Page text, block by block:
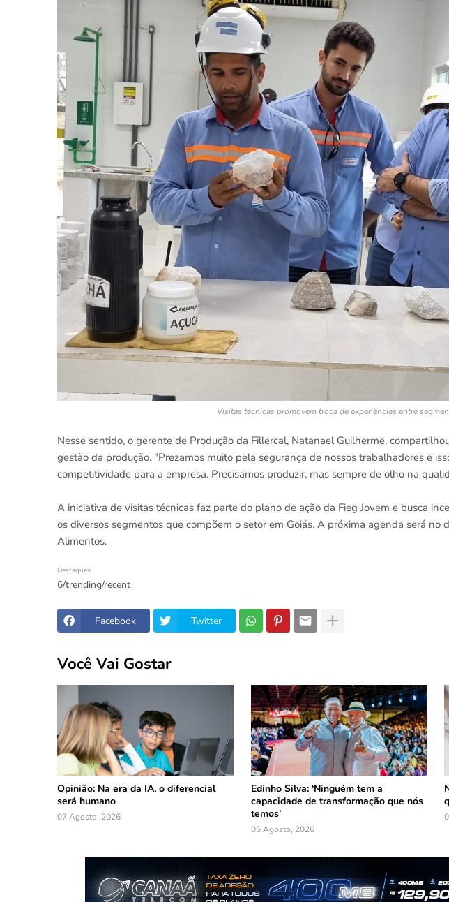
Visitas técnicas promovem troca de experiências entre
Nesse sentido, o gerente de Produção da Fillercal, Natanael Guilherme,
gestão da produção. "Prezamos muito pela segurança de nossos trabalhadores e
competitividade para a empresa. Precisamos produzir, mas sempre de olho na
A iniciativa de visitas técnicas faz parte do plano de ação da Fieg Jovem e busca
os diversos segmentos que compõem o setor em Goiás. A próxima agenda será no
Alimentos.
Destaques
6/trending/recent
Facebook Twitter
Você Vai Gostar
Opinião: Na era da IA, o diferencial
será humano
07 Agosto, 2026
Edinho Silva: ‘Ninguém tem a
capacidade de transformação que nós
temos’
05 Agosto, 2026